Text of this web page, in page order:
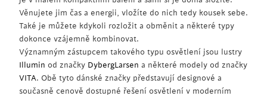
Věnujete jim čas a energii, vložíte do nich tedy kousek sebe.
Také je můžete kdykoli rozložit a obměnit a některé typy
dokonce vzájemně kombinovat.
Významným zástupcem takového typu osvětlení jsou lustry
Illumin od značky DybergLarsen a některé modely od značky
VITA. Obě tyto dánské značky představují designové a
současně cenově dostupné řešení osvětlení v moderním